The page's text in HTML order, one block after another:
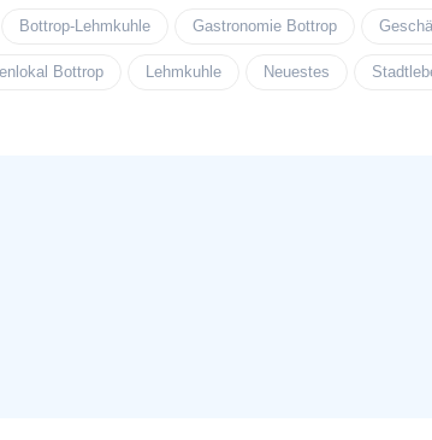
Bottrop-Lehmkuhle Gastronomie Bottrop
Bottrop Lehmkuhle Neuestes